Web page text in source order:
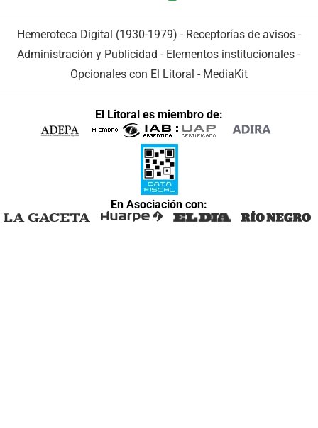
Hemeroteca Digital (1930-1979) - Receptorías de avisos -
Administración y Publicidad - Elementos institucionales -
Opcionales con El Litoral - MediaKit
El Litoral es miembro de:
En Asociación con: